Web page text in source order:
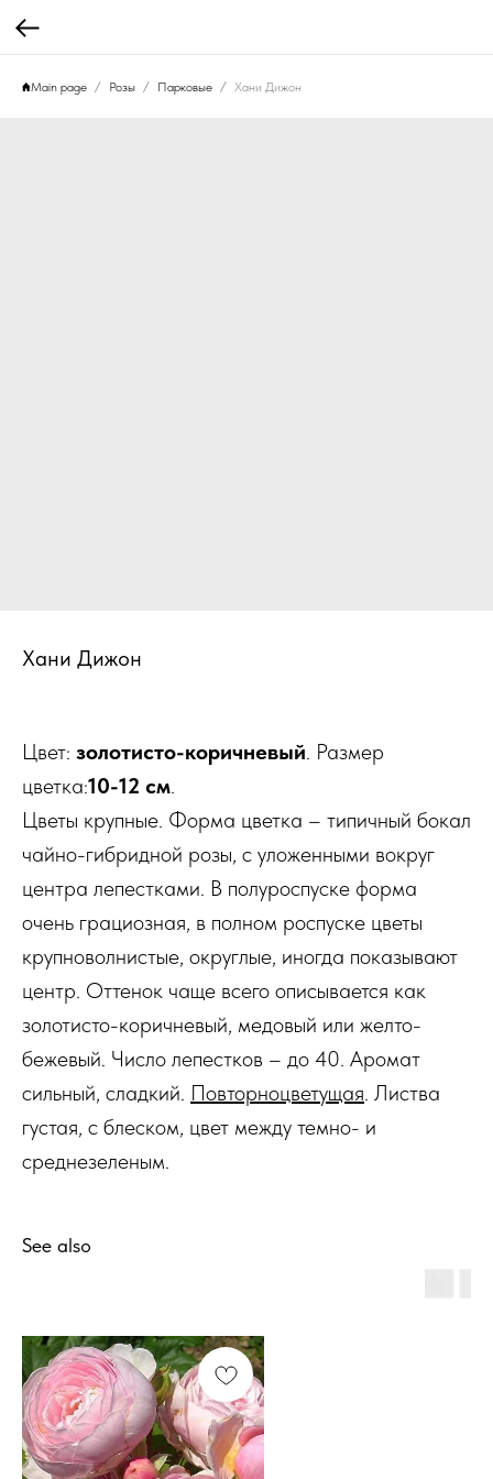
Main page Розы Парковые Хани Дижон
Хани Дижон
Цвет: золотисто-коричневый. Размер
цветка:10-12 см.
Цветы крупные. Форма цветка – типичный бокал
чайно-гибридной розы, с уложенными вокруг
центра лепестками. В полуроспуске форма
очень грациозная, в полном роспуске цветы
крупноволнистые, округлые, иногда показывают
центр. Оттенок чаще всего описывается как
золотисто-коричневый, медовый или желто-
бежевый. Число лепестков – до 40. Аромат
сильный, сладкий. Повторноцветущая. Листва
густая, с блеском, цвет между темно- и
среднезеленым.
See also